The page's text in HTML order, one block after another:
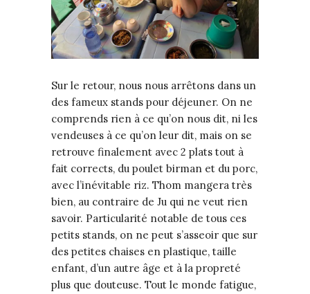
Sur le retour, nous nous arrêtons dans un
des fameux stands pour déjeuner. On ne
comprends rien à ce qu’on nous dit, ni les
vendeuses à ce qu’on leur dit, mais on se
retrouve finalement avec 2 plats tout à
fait corrects, du poulet birman et du porc,
avec l’inévitable riz. Thom mangera très
bien, au contraire de Ju qui ne veut rien
savoir. Particularité notable de tous ces
petits stands, on ne peut s’asseoir que sur
des petites chaises en plastique, taille
enfant, d’un autre âge et à la propreté
plus que douteuse. Tout le monde fatigue,